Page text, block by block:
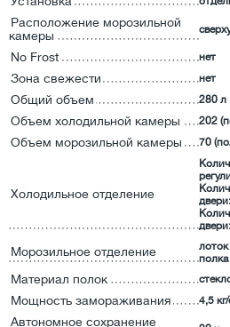
Расположение морозильной
камеры
No Frost нет
Зона свежести нет
Общий объем 280 л
Объем холодильной камеры 202
Объем морозильной камеры 70
Холодильное отделение
Морозильное отделение
полка
Материал полок
Мощность замораживания 4,5
Автономное сохранение